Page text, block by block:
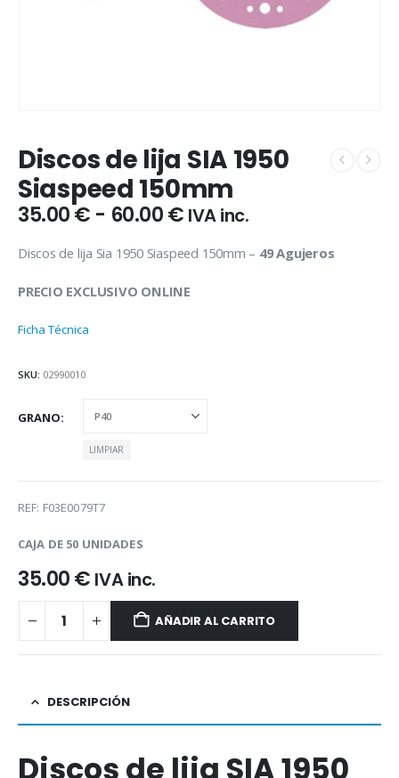
Discos de lija SIA 1950
Siaspeed 150mm
35.00€ - 60.00€Rango
precios:
35.00 €
IVA inc.
Discos de lija Sia 1950 Siaspeed 150mm – 49 Agujeros
PRECIO EXCLUSIVO ONLINE
Ficha Técnica
SKU: 02990010
GRANO
LIMPIAR
REF: F03E0079T7
CAJA DE 50 UNIDADES
35.00€ IVA inc.
AÑADIR AL CARRITO
DESCRIPCIÓN